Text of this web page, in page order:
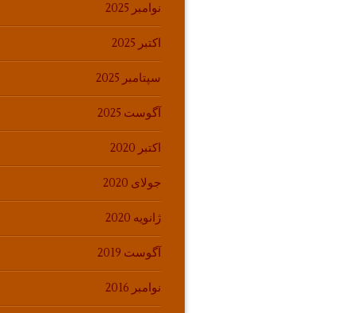
نوامبر 2025
اکتبر 2025
سپتامبر 2025
آگوست 2025
اکتبر 2020
جولای 2020
ژانویه 2020
آگوست 2019
نوامبر 2016